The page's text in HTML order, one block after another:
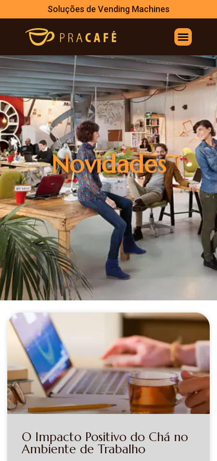
Soluções de Vending Machines
Novidades
O Impacto Positivo do Chá no
Ambiente de Trabalho